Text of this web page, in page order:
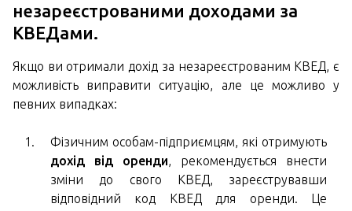
незареєстрованими доходами за
КВЕДами.
Якщо ви отримали дохід за незареєстрованим КВЕД, є
можливість виправити ситуацію, але це можливо у
певних випадках:
Фізичним особам-підприємцям, які отримують
дохід від оренди, рекомендується внести
зміни до свого КВЕД, зареєструвавши
відповідний код КВЕД для оренди. Це